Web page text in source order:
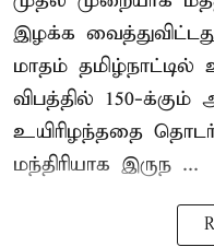
இழக்க
மாதம்
விபத்தில் 150-
உயிரிழந்ததை
மந்திரியாக இருந ...